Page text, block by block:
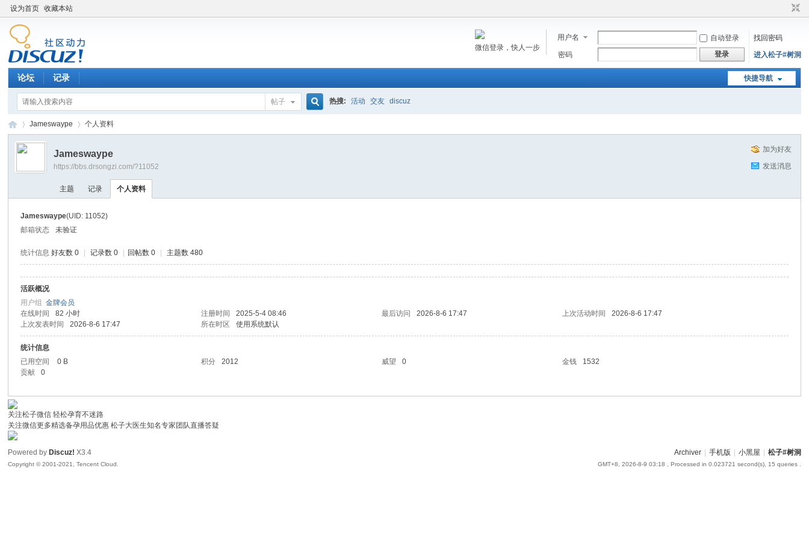
设为首页 收藏本站
用户名 自动登录
找回密码
密码
登录 进入松子#树洞
微信登录，快人一步
快捷导航
论坛 记录
帖子 热搜: 活动 交友 discuz
#
›
Jameswaype 个人资料
加为好友
发送消息
Jameswaype
https://bbs.drsongzi.com/?11052
主题 记录 个人资料
Jameswaype(UID: 11052)
邮箱状态
未验证
统计信息 好友数 0 记录数 0 回帖数 0 主题数 480
活跃概况
用户组金牌会员
在线时间
82 小时 注册时间 2025-5-4 08:46 最后访问 2026-8-6 17:47 上次活动时间
2026-8-6 17:47
上次发表时间
2026-8-6 17:47 所在时区 使用系统默认
统计信息
已用空间
0 B 积分 2012 威望 0 金钱
1532
贡献
0
关注松子微信 轻松孕育不迷路
关注微信更多精选备孕用品优惠 松子大医生知名专家团队直播答疑
Archiver 手机版 小黑屋 松子#树洞
GMT+8, 2026-8-9 03:18 , Processed in 0.023721 second(s), 15 queries .
Powered by Discuz! X3.4
Copyright © 2001-2021, Tencent Cloud.